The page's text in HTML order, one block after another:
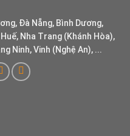
Đà Nẵng, Bình Dương,
Nha Trang (Khánh Hòa),
Ninh, Vinh (Nghệ An), ...